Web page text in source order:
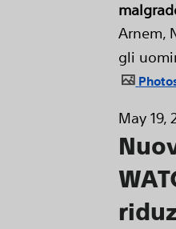
Arnem,
gli
May 19,